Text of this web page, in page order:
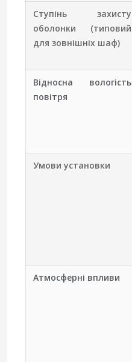
Ступінь захисту
оболонки (типовий
для зовнішніх шаф)
Відносна вологість
повітря
Умови установки
Атмосферні впливи